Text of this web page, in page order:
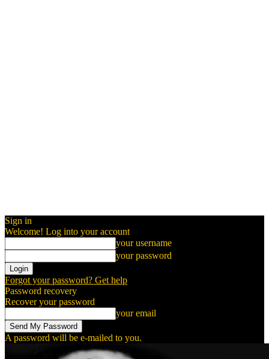
Sign in
Welcome! Log into your account
your username
your password
Forgot your password? Get help
Password recovery
Recover your password
your email
A password will be e-mailed to you.